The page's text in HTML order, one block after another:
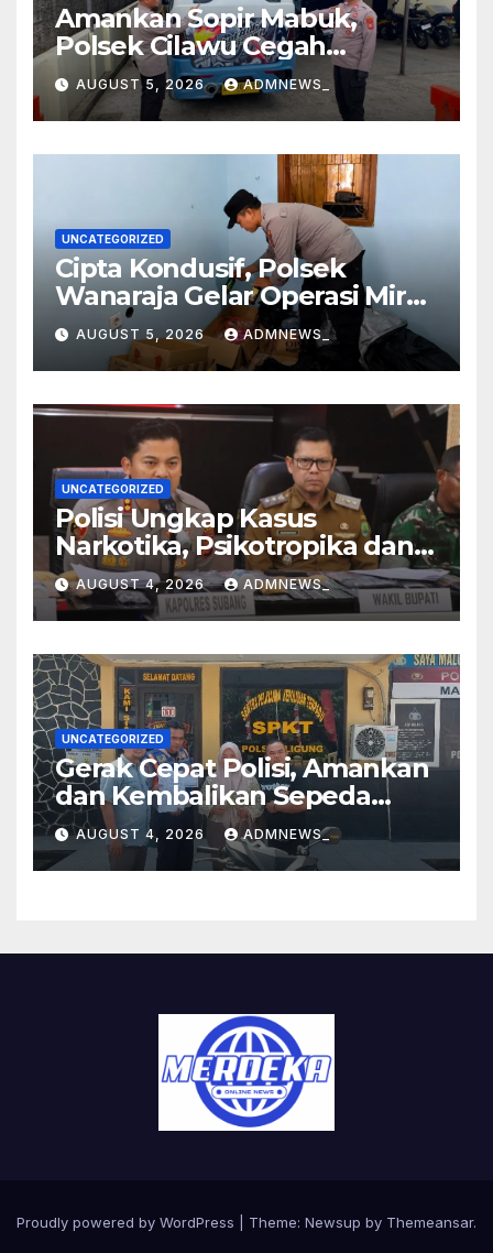
Amankan Sopir Mabuk,
Polsek Cilawu Cegah
Kecelakaan di Jalan Raya
Garut–Tasikmalaya
AUGUST 5, 2026 ADMNEWS_
UNCATEGORIZED
Cipta Kondusif, Polsek
Wanaraja Gelar Operasi Miras
di Wilayah Hukumnya
AUGUST 5, 2026 ADMNEWS_
UNCATEGORIZED
Polisi Ungkap Kasus
Narkotika, Psikotropika dan
Peredaran Obat- Obatan
Tanpa Izin Periode
pertengahan Juli 2026
AUGUST 4, 2026 ADMNEWS_
UNCATEGORIZED
Gerak Cepat Polisi, Amankan
dan Kembalikan Sepeda
Motor Milik Warga yang
Sempat Hilang
AUGUST 4, 2026 ADMNEWS_
Proudly powered by WordPress Theme: Newsup by Themeansar.